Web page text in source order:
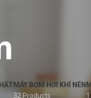
MÁY BƠM HƠI KHÍ NÉN
32 Products